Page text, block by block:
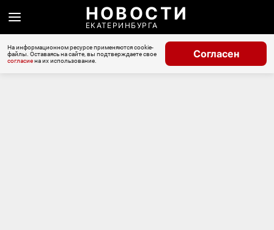
НОВОСТИ
ЕКАТЕРИНБУРГА
На информационном ресурсе применяются cookie-
файлы. Оставаясь на сайте, вы подтверждаете свое
согласиена их использование.
Согласен